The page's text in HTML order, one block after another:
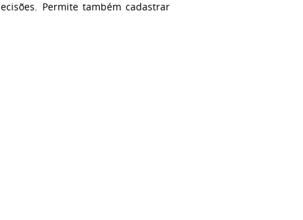
Permite também cadastrar